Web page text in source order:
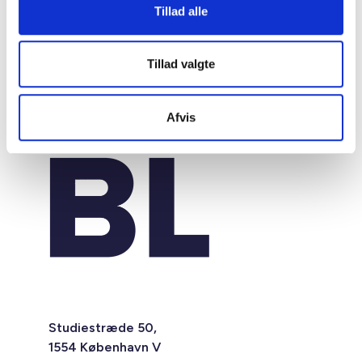
Tillad alle
Tillad valgte
Afvis
Studiestræde 50,
1554 København V